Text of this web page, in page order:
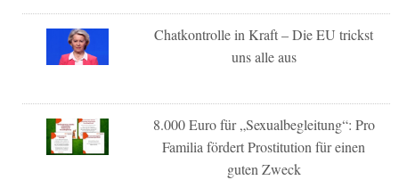
Chatkontrolle in Kraft – Die EU trickst
uns alle aus
8.000 Euro für „Sexualbegleitung“: Pro
Familia fördert Prostitution für einen
guten Zweck